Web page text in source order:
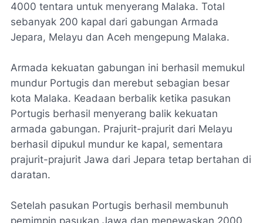
4000 tentara untuk menyerang Malaka. Total
sebanyak 200 kapal dari gabungan Armada
Jepara, Melayu dan Aceh mengepung Malaka.
Armada kekuatan gabungan ini berhasil memukul
mundur Portugis dan merebut sebagian besar
kota Malaka. Keadaan berbalik ketika pasukan
Portugis berhasil menyerang balik kekuatan
armada gabungan. Prajurit-prajurit dari Melayu
berhasil dipukul mundur ke kapal, sementara
prajurit-prajurit Jawa dari Jepara tetap bertahan di
daratan.
Setelah pasukan Portugis berhasil membunuh
pemimpin pasukan Jawa dan menewaskan 2000